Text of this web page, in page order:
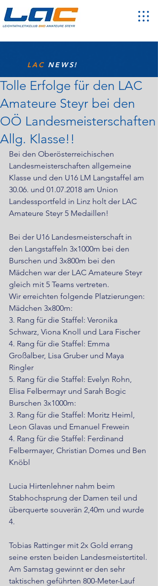
LAC NEWS!
Tolle Erfolge für den LAC
Amateure Steyr bei den
OÖ Landesmeisterschaften
Allg. Klasse!!
Bei den Oberösterreichischen
Landesmeisterschaften allgemeine
Klasse und den U16 LM Langstaffel am
30.06. und 01.07.2018 am Union
Landessportfeld in Linz holt der LAC
Amateure Steyr 5 Medaillen!
Bei der U16 Landesmeisterschaft in
den Langstaffeln 3x1000m bei den
Burschen und 3x800m bei den
Mädchen war der LAC Amateure Steyr
gleich mit 5 Teams vertreten.
Wir erreichten folgende Platzierungen:
Mädchen 3x800m:
3. Rang für die Staffel: Veronika
Schwarz, Viona Knoll und Lara Fischer
4. Rang für die Staffel: Emma
Großalber, Lisa Gruber und Maya
Ringler
5. Rang für die Staffel: Evelyn Rohn,
Elisa Felbermayr und Sarah Bogic
Burschen 3x1000m:
3. Rang für die Staffel: Moritz Heiml,
Leon Glavas und Emanuel Frewein
4. Rang für die Staffel: Ferdinand
Felbermayer, Christian Domes und Ben
Knöbl
Lucia Hirtenlehner nahm beim
Stabhochsprung der Damen teil und
überquerte souverän 2,40m und wurde
4.
Tobias Rattinger mit 2x Gold errang
seine ersten beiden Landesmeistertitel.
Am Samstag gewinnt er den sehr
taktischen geführten 800-Meter-Lauf